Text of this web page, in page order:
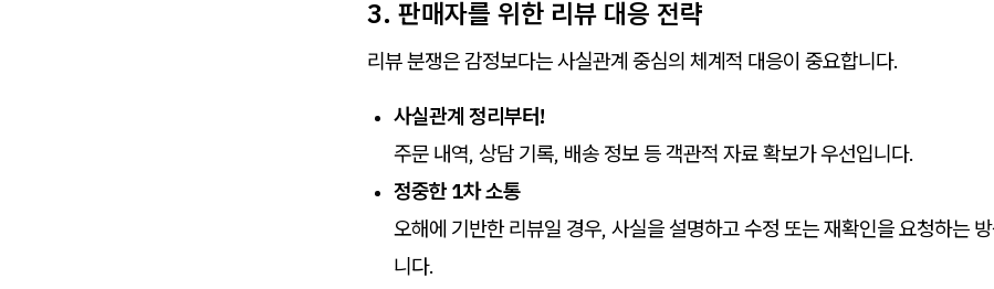
3. 판매자를 위한 리뷰 대응 전략
리뷰 분쟁은 감정보다는 사실관계 중심의 체계적 대응이 중요합니다.
사실관계 정리부터!
주문 내역, 상담 기록, 배송 정보 등 객관적 자료 확보가 우선입니다.
정중한 1차 소통
오해에 기반한 리뷰일 경우, 사실을 설명하고 수정 또는 재확인을 요청하는
니다.